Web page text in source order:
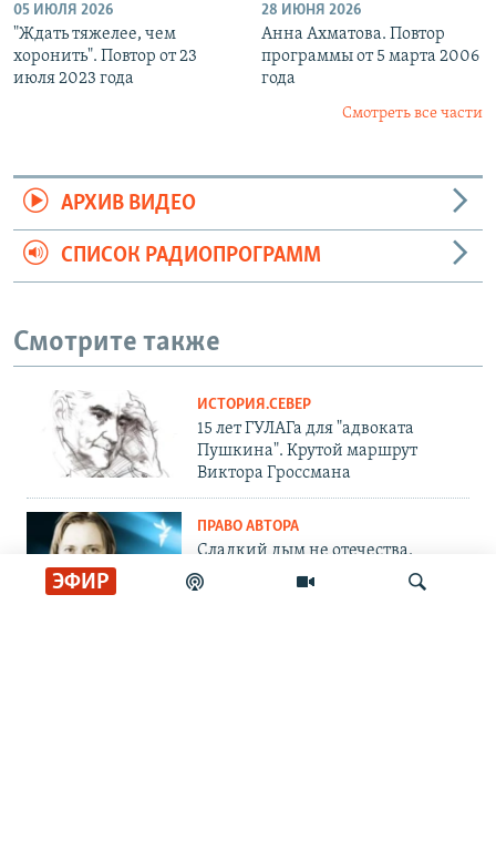
ЭФИР
05 ИЮЛЯ 2026
"Ждать тяжелее, чем
хоронить". Повтор от 23
июля 2023 года
28 ИЮНЯ 2026
Анна Ахматова. Повтор
программы от 5 марта 2006
года
Смотреть все части
АРХИВ ВИДЕО
СПИСОК РАДИОПРОГРАММ
Смотрите также
ИСТОРИЯ.СЕВЕР
15 лет ГУЛАГа для "адвоката
Пушкина". Крутой маршрут
Виктора Гроссмана
ПРАВО АВТОРА
Сладкий дым не отечества.
Андрей Архангельский – о
романе релоканта